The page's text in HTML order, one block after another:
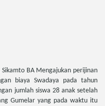
Sikamto BA Mengajukan perijinan
biaya Swadaya pada tahun
jumlah siswa 28 anak setelah
Gumelar yang pada waktu itu